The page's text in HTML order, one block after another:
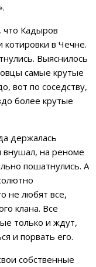
что Кадыров
котировки в Чечне.
Выяснилось
самые крутые
вот по соседству,
более крутые
держалась
внушал, на реноме
пошатнулись. А
не любят все,
клана. Все
только и ждут,
и порвать его.
собственные